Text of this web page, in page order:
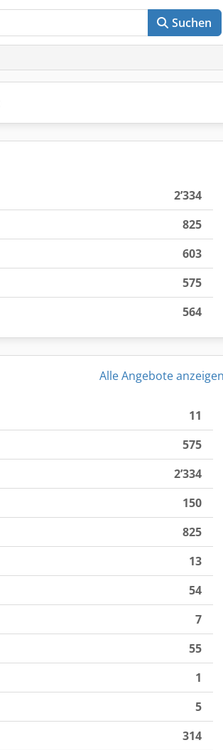
Suchen
2’334
825
603
575
564
Alle Angebote
11
575
2’334
150
825
13
54
7
55
1
5
314